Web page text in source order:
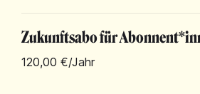
Zukunftsabo für
120,00 €/Jahr